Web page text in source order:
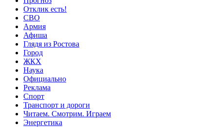
Отклик есть!
СВО
Армия
Афиша
Глядя из Ростова
Город
ЖКХ
Наука
Официально
Реклама
Спорт
Транспорт и дороги
Читаем. Смотрим. Играем
Энергетика